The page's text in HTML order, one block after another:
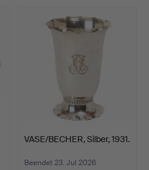
VASE/BECHER, Silber, 1931.
Beendet 23. Jul 2026